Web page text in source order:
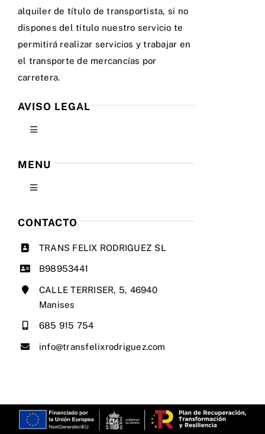
alquiler de título de transportista, si no
dispones del título nuestro servicio te
permitirá realizar servicios y trabajar en
el transporte de mercancías por
carretera.
AVISO LEGAL
Toggle
Política de privacidad
MENU
Toggle
Inicio
Servicios
Contacto
CONTACTO
TRANS FELIX RODRIGUEZ SL
B98953441
CALLE TERRISER, 5, 46940
Manises
685 915 754
info@transfelixrodriguez.com